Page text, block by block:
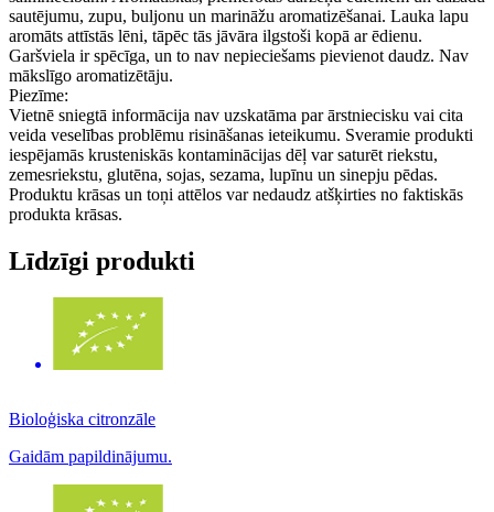
sautējumu, zupu, buljonu un marināžu aromatizēšanai. Lauka lapu
aromāts attīstās lēni, tāpēc tās jāvāra ilgstoši kopā ar ēdienu.
Garšviela ir spēcīga, un to nav nepieciešams pievienot daudz. Nav
mākslīgo aromatizētāju.
Piezīme:
Vietnē sniegtā informācija nav uzskatāma par ārstniecisku vai cita
veida veselības problēmu risināšanas ieteikumu. Sveramie produkti
iespējamās krusteniskās kontaminācijas dēļ var saturēt riekstu,
zemesriekstu, glutēna, sojas, sezama, lupīnu un sinepju pēdas.
Produktu krāsas un toņi attēlos var nedaudz atšķirties no faktiskās
produkta krāsas.
Līdzīgi produkti
Bioloģiska citronzāle
Gaidām papildinājumu.